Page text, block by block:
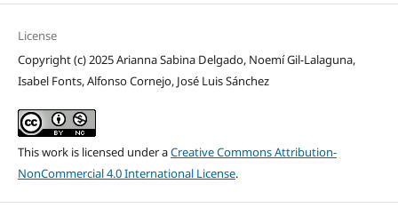
License
Copyright (c) 2025 Arianna Sabina Delgado, Noemí Gil-Lalaguna,
Isabel Fonts, Alfonso Cornejo, José Luis Sánchez
This work is licensed under aCreative Commons Attribution-
NonCommercial 4.0 International License.